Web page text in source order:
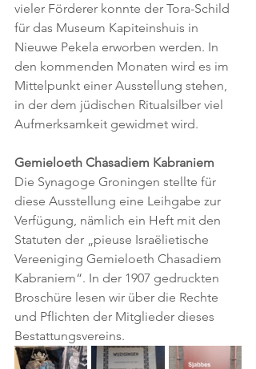
vieler Förderer konnte der Tora-Schild
für das Museum Kapiteinshuis in
Nieuwe Pekela erworben werden. In
den kommenden Monaten wird es im
Mittelpunkt einer Ausstellung stehen,
in der dem jüdischen Ritualsilber viel
Aufmerksamkeit gewidmet wird.
Gemieloeth Chasadiem Kabraniem
Die Synagoge Groningen stellte für
diese Ausstellung eine Leihgabe zur
Verfügung, nämlich ein Heft mit den
Statuten der „pieuse Israëlietische
Vereeniging Gemieloeth Chasadiem
Kabraniem“. In der 1907 gedruckten
Broschüre lesen wir über die Rechte
und Pflichten der Mitglieder dieses
Bestattungsvereins.